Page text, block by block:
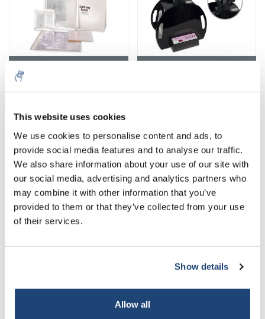
This website uses cookies
We use cookies to personalise content and ads, to
provide social media features and to analyse our traffic.
We also share information about your use of our site with
our social media, advertising and analytics partners who
may combine it with other information that you’ve
provided to them or that they’ve collected from your use
of their services.
Show details
Allow all
Gel Loading Buffers Gel Staining